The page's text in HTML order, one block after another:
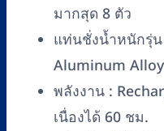
มากสุด 8 ตัว
แท่นชั่งน้ำหนักรุ่น
Aluminum Alloy
พลังงาน :
เนื่องได้ 60 ชม.